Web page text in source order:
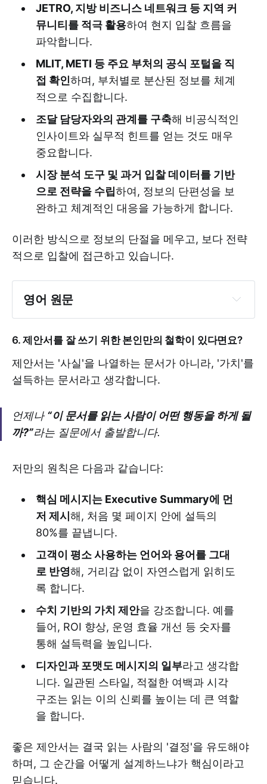
Open to foreign vendors under GPA
High payment reliability
Qualification pre-checks required
PPP projects may be exempt from
standard rules
Optimal competition is around 7–8
bidders
Private Sector
Trust-based long-term
relationships
indirect communication
Competitive pricing plus value-
Strong focus on reputation and
past performance
JETRO, 지방 비즈니스 네트워크 등 지역 커
뮤니티를 적극 활용하여 현지 입찰 흐름을
파악합니다.
MLIT, METI 등 주요 부처의 공식 포털을 직
접 확인하며, 부처별로 분산된 정보를 체계
적으로 수집합니다.
조달 담당자와의 관계를 구축해 비공식적인
인사이트와 실무적 힌트를 얻는 것도 매우
중요합니다.
시장 분석 도구 및 과거 입찰 데이터를 기반
으로 전략을 수립하여, 정보의 단편성을 보
완하고 체계적인 대응을 가능하게 합니다.
이러한 방식으로 정보의 단절을 메우고, 보다 전략
적으로 입찰에 접근하고 있습니다.
영어 원문
Use regional networks like JETRO
Monitor ministry-specific portals
(e.g., MLIT, METI)
procurement officers
Leverage intelligence tools and
past bid data for insights
6. 제안서를 잘 쓰기 위한 본인만의 철학이 있다면요?
제안서는 '사실'을 나열하는 문서가 아니라, '가치'를
설득하는 문서라고 생각합니다.
언제나 “이 문서를 읽는 사람이 어떤 행동을 하게 될
까?”라는 질문에서 출발합니다.
저만의 원칙은 다음과 같습니다:
핵심 메시지는 Executive Summary에 먼
저 제시 해, 처음 몇 페이지 안에 설득의
80%를 끝냅니다.
고객이 평소 사용하는 언어와 용어를 그대
로 반영해, 거리감 없이 자연스럽게 읽히도
록 합니다.
수치 기반의 가치 제안을 강조합니다. 예를
들어, ROI 향상, 운영 효율 개선 등 숫자를
통해 설득력을 높입니다.
디자인과 포맷도 메시지의 일부라고 생각합
니다. 일관된 스타일, 적절한 여백과 시각
구조는 읽는 이의 신뢰를 높이는 데 큰 역할
을 합니다.
좋은 제안서는 결국 읽는 사람의 '결정'을 유도해야
하며, 그 순간을 어떻게 설계하느냐가 핵심이라고
믿습니다.